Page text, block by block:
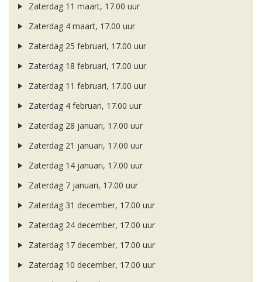
Zaterdag 11 maart, 17.00 uur
Zaterdag 4 maart, 17.00 uur
Zaterdag 25 februari, 17.00 uur
Zaterdag 18 februari, 17.00 uur
Zaterdag 11 februari, 17.00 uur
Zaterdag 4 februari, 17.00 uur
Zaterdag 28 januari, 17.00 uur
Zaterdag 21 januari, 17.00 uur
Zaterdag 14 januari, 17.00 uur
Zaterdag 7 januari, 17.00 uur
Zaterdag 31 december, 17.00 uur
Zaterdag 24 december, 17.00 uur
Zaterdag 17 december, 17.00 uur
Zaterdag 10 december, 17.00 uur